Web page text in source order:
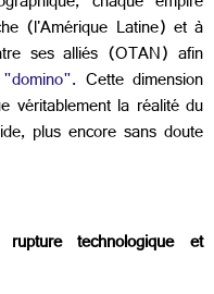
(l'Amérique Latine) et à
ses alliés (OTAN) afin
Cette dimension
véritablement la réalité du
plus encore sans doute
technologique et